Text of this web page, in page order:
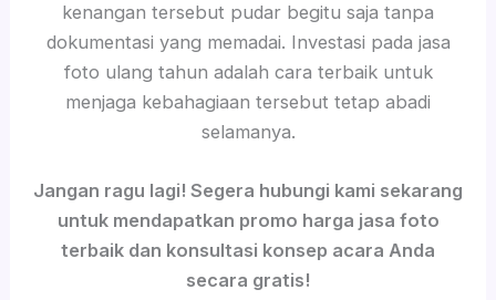
kenangan tersebut pudar begitu saja tanpa
dokumentasi yang memadai. Investasi pada jasa
foto ulang tahun adalah cara terbaik untuk
menjaga kebahagiaan tersebut tetap abadi
selamanya.
Jangan ragu lagi! Segera hubungi kami sekarang
untuk mendapatkan promo harga jasa foto
terbaik dan konsultasi konsep acara Anda
secara gratis!